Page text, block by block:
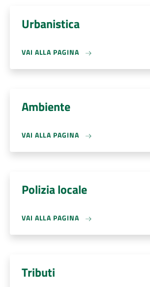
Urbanistica
VAI ALLA PAGINA
Ambiente
VAI ALLA PAGINA
Polizia locale
VAI ALLA PAGINA
Tributi